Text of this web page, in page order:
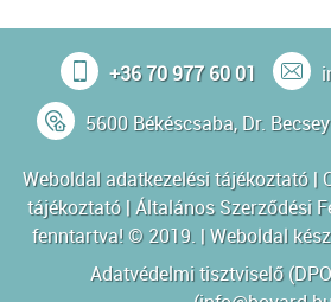
+36 70 977 60 01
5600 Békéscsaba, Dr.
Weboldal adatkezelési tájékoztató|
tájékoztató|Általános Szerződési
fenntartva! © 2019. | Weboldal
Adatvédelmi tisztviselő